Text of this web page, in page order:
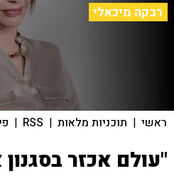
רבקה מיכאלי
ראשי | תוכניות מלאות |
RSS
|
"עולם אכזר